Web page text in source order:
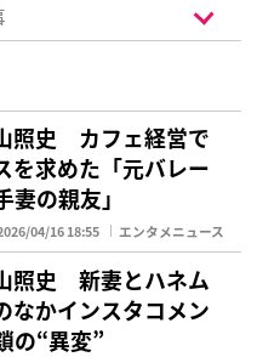
照史 カフェ経営で
を求めた「元バレー
妻の親友」
04/16 18:55 エンタメニュース
照史 新妻とハネム
なかインスタコメン
の“異変”